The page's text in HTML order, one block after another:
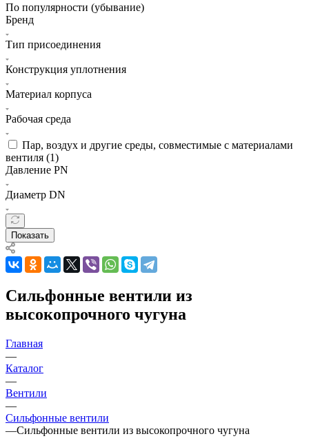
По популярности (убывание)
Бренд
Тип присоединения
Конструкция уплотнения
Материал корпуса
Рабочая среда
Пар, воздух и другие среды, совместимые с материалами
вентиля (1)
Давление PN
Диаметр DN
Показать
Сильфонные вентили из
высокопрочного чугуна
Главная
—
Каталог
—
Вентили
—
Сильфонные вентили
—Сильфонные вентили из высокопрочного чугуна